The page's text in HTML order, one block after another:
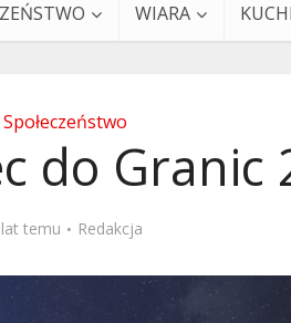
WIARA
Społeczeństwo
do Granic
temu Redakcja
i Ty – 29 grudnia